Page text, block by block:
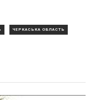
ЧЕРКАСЬКА ОБЛАСТЬ